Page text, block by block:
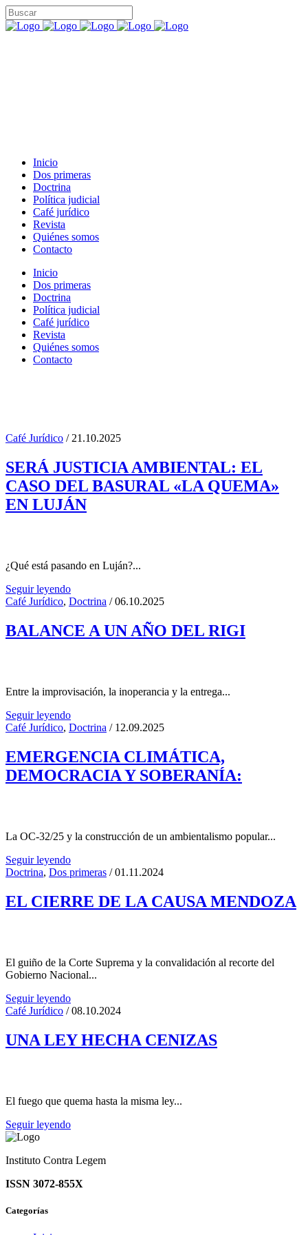
Inicio
Dos primeras
Doctrina
Política judicial
Café jurídico
Revista
Quiénes somos
Contacto
Inicio
Dos primeras
Doctrina
Política judicial
Café jurídico
Revista
Quiénes somos
Contacto
ambiente Tag
Café Jurídico / 21.10.2025
SERÁ JUSTICIA AMBIENTAL: EL
CASO DEL BASURAL «LA QUEMA»
EN LUJÁN
¿Qué está pasando en Luján?...
Seguir leyendo
Café Jurídico, Doctrina / 06.10.2025
BALANCE A UN AÑO DEL RIGI
Entre la improvisación, la inoperancia y la entrega...
Seguir leyendo
Café Jurídico, Doctrina / 12.09.2025
EMERGENCIA CLIMÁTICA,
DEMOCRACIA Y SOBERANÍA:
La OC-32/25 y la construcción de un ambientalismo popular...
Seguir leyendo
Doctrina, Dos primeras / 01.11.2024
EL CIERRE DE LA CAUSA MENDOZA
El guiño de la Corte Suprema y la convalidación al recorte del
Gobierno Nacional...
Seguir leyendo
Café Jurídico / 08.10.2024
UNA LEY HECHA CENIZAS
El fuego que quema hasta la misma ley...
Seguir leyendo
Instituto Contra Legem
ISSN 3072-855X
Categorías